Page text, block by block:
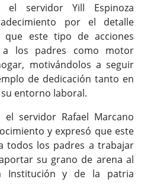
el servidor Yill Espinoza
por el detalle
que este tipo de acciones
a los padres como motor
motivándolos a seguir
de dedicación tanto en
entorno laboral.
servidor Rafael Marcano
y expresó que este
todos los padres a trabajar
su grano de arena al
Institución y de la patria